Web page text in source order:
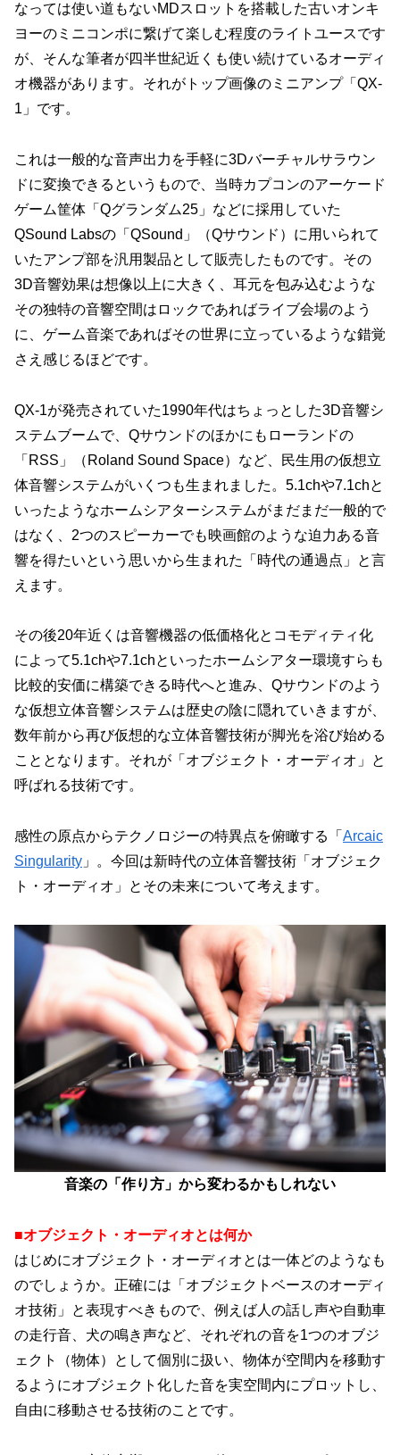
なっては使い道もないMDスロットを搭載した古いオンキ
ヨーのミニコンポに繋げて楽しむ程度のライトユースです
が、そんな筆者が四半世紀近くも使い続けているオーディ
オ機器があります。それがトップ画像のミニアンプ「QX-
1」です。
これは一般的な音声出力を手軽に3Dバーチャルサラウン
ドに変換できるというもので、当時カプコンのアーケード
ゲーム筐体「Qグランダム25」などに採用していた
QSound Labsの「QSound」（Qサウンド）に用いられて
いたアンプ部を汎用製品として販売したものです。その
3D音響効果は想像以上に大きく、耳元を包み込むような
その独特の音響空間はロックであればライブ会場のよう
に、ゲーム音楽であればその世界に立っているような錯覚
さえ感じるほどです。
QX-1が発売されていた1990年代はちょっとした3D音響シ
ステムブームで、Qサウンドのほかにもローランドの
「RSS」（Roland Sound Space）など、民生用の仮想立
体音響システムがいくつも生まれました。5.1chや7.1chと
いったようなホームシアターシステムがまだまだ一般的で
はなく、2つのスピーカーでも映画館のような迫力ある音
響を得たいという思いから生まれた「時代の通過点」と言
えます。
その後20年近くは音響機器の低価格化とコモディティ化
によって5.1chや7.1chといったホームシアター環境すらも
比較的安価に構築できる時代へと進み、Qサウンドのよう
な仮想立体音響システムは歴史の陰に隠れていきますが、
数年前から再び仮想的な立体音響技術が脚光を浴び始める
こととなります。それが「オブジェクト・オーディオ」と
呼ばれる技術です。
感性の原点からテクノロジーの特異点を俯瞰する「 Arcaic
Singularity 」。今回は新時代の立体音響技術「オブジェク
ト・オーディオ」とその未来について考えます。
音楽の「作り方」から変わるかもしれない
■オブジェクト・オーディオとは何か
はじめにオブジェクト・オーディオとは一体どのようなも
のでしょうか。正確には「オブジェクトベースのオーディ
オ技術」と表現すべきもので、例えば人の話し声や自動車
の走行音、犬の鳴き声など、それぞれの音を1つのオブジ
ェクト（物体）として個別に扱い、物体が空間内を移動す
るようにオブジェクト化した音を実空間内にプロットし、
自由に移動させる技術のことです。